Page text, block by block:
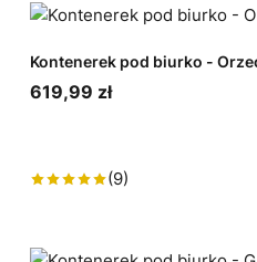
Kontenerek pod biurko -
619,99 zł
(9)